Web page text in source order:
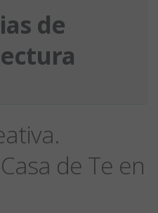
de
de Te en